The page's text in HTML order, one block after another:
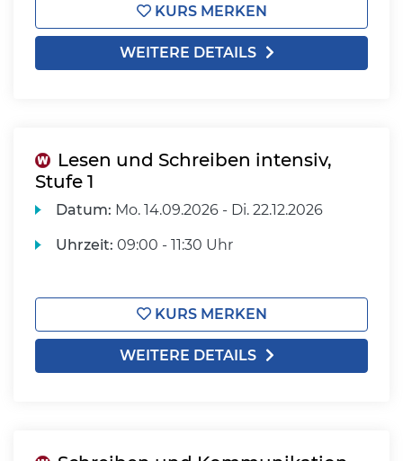
KURS MERKEN
WEITERE DETAILS
Lesen und Schreiben intensiv,
Stufe 1
Datum: Mo. 14.09.2026 - Di. 22.12.2026
Uhrzeit: 09:00 - 11:30 Uhr
KURS MERKEN
WEITERE DETAILS